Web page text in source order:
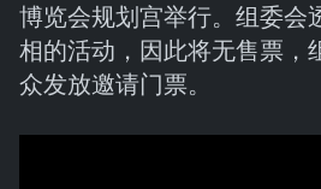
博览会规划宫举行。组委会
相的活动，因此将无售票，
众发放邀请门票。